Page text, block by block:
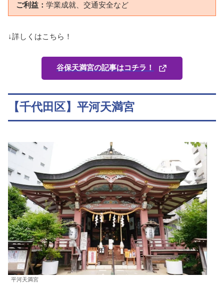
ご利益： 学業成就、交通安全など
↓詳しくはこちら！
谷保天満宮の記事はコチラ！
【千代田区】平河天満宮
平河天満宮